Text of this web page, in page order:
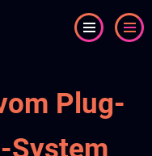
Plug-
System